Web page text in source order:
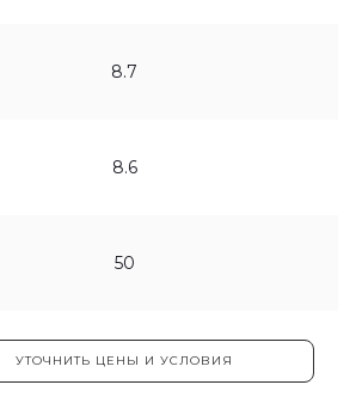
8.7
8.6
50
УТОЧНИТЬ ЦЕНЫ И УСЛОВИЯ